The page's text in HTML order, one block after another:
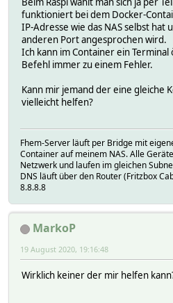
funktioniert bei dem Docker-
IP-Adresse wie das NAS selbst hat
anderen Port angesprochen wird.
Ich kann im Container ein
Befehl immer zu einem Fehler.
Kann mir jemand der eine gleiche
vielleicht helfen?
Fhem-Server läuft per Bridge mit
Container auf meinem NAS. Alle
Netzwerk und laufen im gleichen
DNS läuft über den Router (Fritzbox
8.8.8.8
MarkoP
19 August 2020, 19:16:48
Wirklich keiner der mir helfen